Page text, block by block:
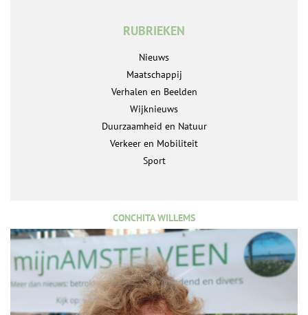
RUBRIEKEN
Nieuws
Maatschappij
Verhalen en Beelden
Wijknieuws
Duurzaamheid en Natuur
Verkeer en Mobiliteit
Sport
CONCHITA WILLEMS